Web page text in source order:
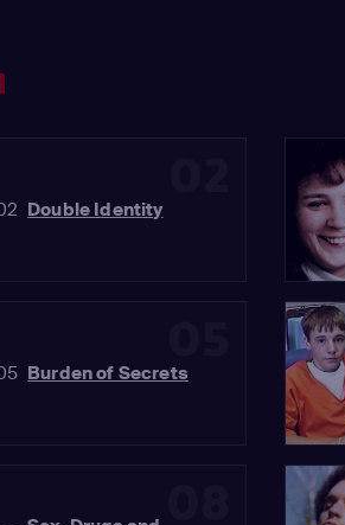
Double Identity
Burden of Secrets